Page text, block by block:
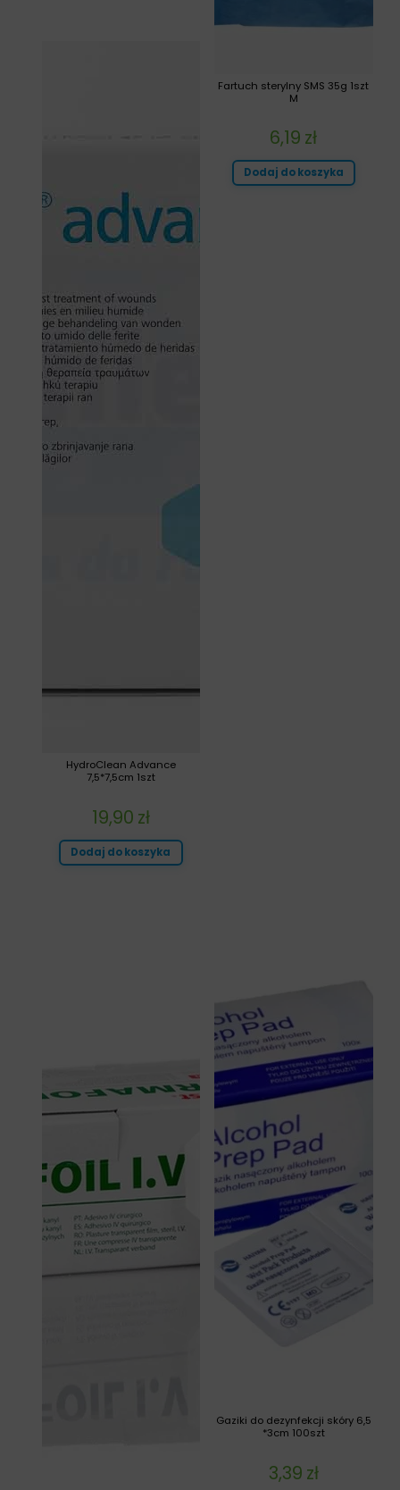
Fartuch sterylny SMS 35g 1szt
M
6,19 zł
Dodaj do koszyka
HydroClean Advance
7,5*7,5cm 1szt
19,90 zł
Dodaj do koszyka
Gaziki do dezynfekcji skóry 6,5
*3cm 100szt
3,39 zł